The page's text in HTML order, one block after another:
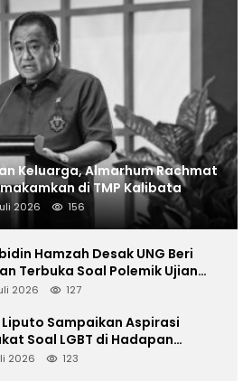
Keluarga, Almarhum Rachmat
di TMP Kalibata
2026 156
Hamzah Desak UNG Beri
Terbuka Soal Polemik Ujian
2026 127
Sampaikan Aspirasi
Soal LGBT di Hadapan
Gusnar
2026 123